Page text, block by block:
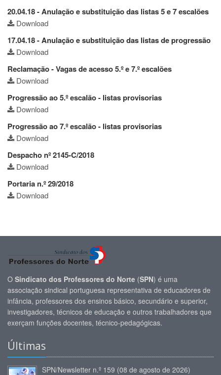
20.04.18 - Anulação e substituição das listas 5 e 7 escalões
Download
17.04.18 - Anulação e substituição das listas de progressão
Download
Reclamação - Vagas de acesso 5.º e 7.º escalões
Download
Progressão ao 5.º escalão - listas provisorias
Download
Progressão ao 7.º escalão - listas provisorias
Download
Despacho nº 2145-C/2018
Download
Portaria n.º 29/2018
Download
O Sindicato dos Professores do Norte (SPN) é uma
associação sindical portuguesa representativa de educadores de
infância, professores dos ensinos básico, secundário e superior,
investigadores, técnicos de educação e outros trabalhadores que
exerçam funções docentes, técnico-pedagógicas.
Últimas
SPN/Newsletter n.º 159 (08 de agosto de 2026)